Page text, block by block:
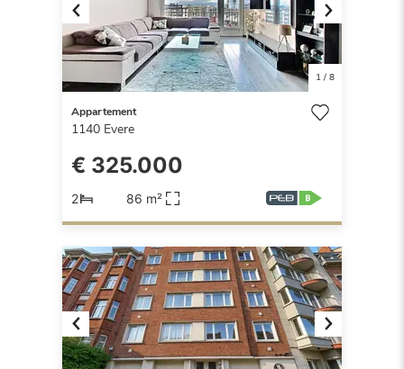
Previous Next
1/ 8
Appartement
1140 Evere
€ 325.000
2 86 m²
Previous Next